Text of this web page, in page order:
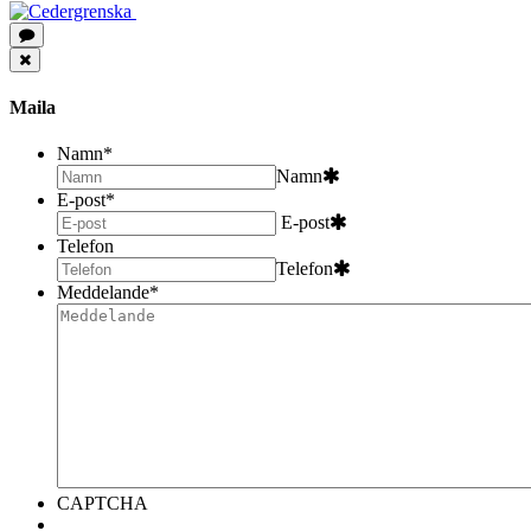
Maila
Namn*
Namn
E-post*
E-post
Telefon
Telefon
Meddelande*
CAPTCHA